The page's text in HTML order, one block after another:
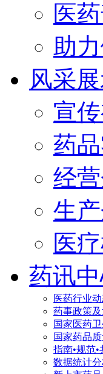
医
助
风采
宣
药
经
生
医
药讯
医药行业
药事政策
国家医药
国家药品
指南•规范•
数据统计